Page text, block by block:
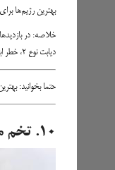
بهترین رژیم‌ها
خلاصه: در
دیابت نوع ۲، خطر ابتلا به بیماری‌های قلبی را زیاد تر می‌کند.
حتما بخوانید:
۱۰. تخم مرغ خاصیت سیرکنندگی دارد و به افت وزن پشتیبانی می‌کند